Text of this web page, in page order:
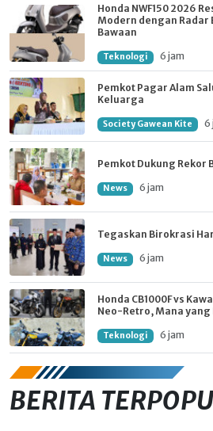
Honda NWF150 2026
Modern dengan Radar
Bawaan
Teknologi 6 jam
Pemkot Pagar Alam
Keluarga
Society Gawean Kite 6
Pemkot Dukung Rekor
News 6 jam
Tegaskan Birokrasi
News 6 jam
Honda CB1000F vs
Neo-Retro, Mana yang
Teknologi 6 jam
BERITA